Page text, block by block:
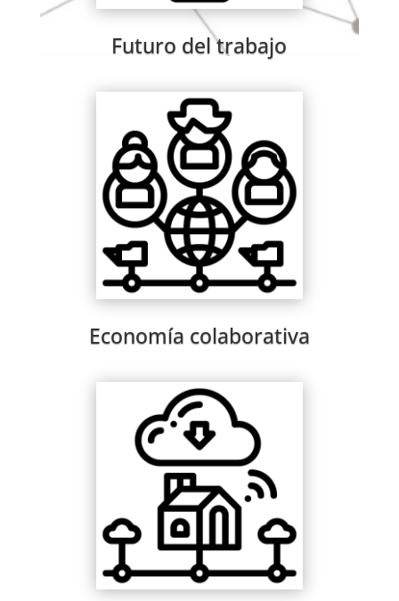
Futuro del trabajo
Economía colaborativa